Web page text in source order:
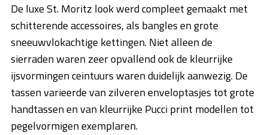
De luxe St. Moritz look werd compleet gemaakt met
schitterende accessoires, als bangles en grote
sneeuwvlokachtige kettingen. Niet alleen de
sierraden waren zeer opvallend ook de kleurrijke
ijsvormingen ceintuurs waren duidelijk aanwezig. De
tassen varieerde van zilveren enveloptasjes tot grote
handtassen en van kleurrijke Pucci print modellen tot
pegelvormigen exemplaren.